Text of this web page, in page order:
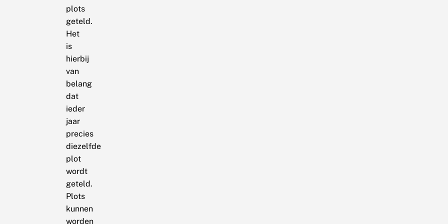
plots
geteld.
Het
is
hierbij
van
belang
dat
ieder
jaar
precies
diezelfde
plot
wordt
geteld.
Plots
kunnen
worden